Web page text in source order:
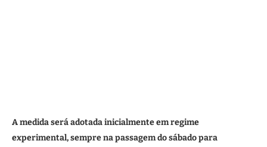
A medida será adotada inicialmente em regime
experimental, sempre na passagem do sábado para